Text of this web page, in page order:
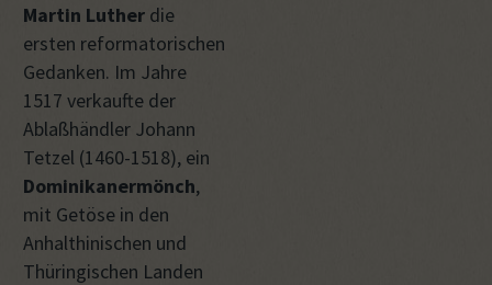
Martin Luther die
ersten reformatorischen
Gedanken. Im Jahre
1517 verkaufte der
Ablaßhändler Johann
Tetzel (1460-1518), ein
Dominikanermönch,
mit Getöse in den
Anhalthinischen und
Thüringischen Landen